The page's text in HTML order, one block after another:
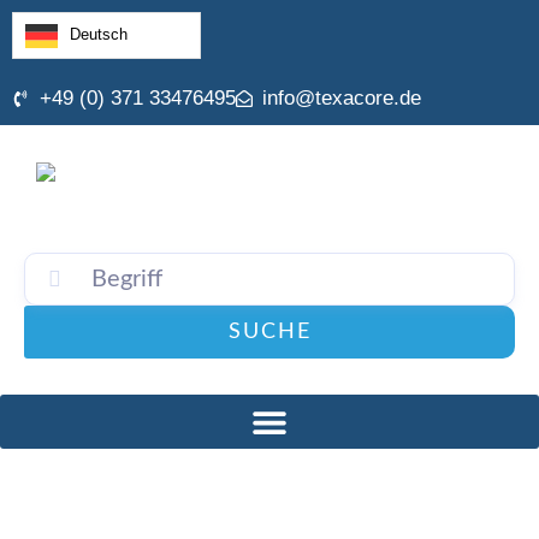
Deutsch
+49 (0) 371 33476495 info@texacore.de
SUCHE